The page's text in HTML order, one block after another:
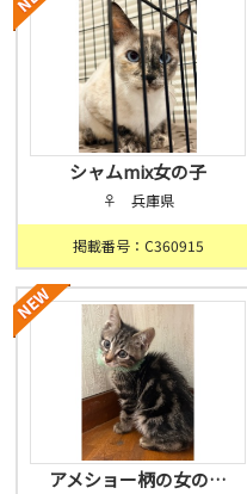
シャムmix女の子
♀ 兵庫県
掲載番号：C360915
アメショー柄の女の…